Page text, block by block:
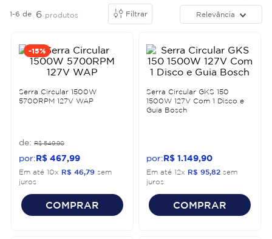
1-6 de 6 produtos Filtrar Relevância
-15%
Serra Circular 1500W
5700RPM 127V WAP
R$ 549,90
R$ 467 99
Em até 10x R$ 46 79 sem
juros
COMPRAR
Serra Circular GKS 150
1500W 127V Com 1 Disco e
Guia Bosch
R$ 1 149 90
Em até 12x R$ 95 82 sem
juros
COMPRAR